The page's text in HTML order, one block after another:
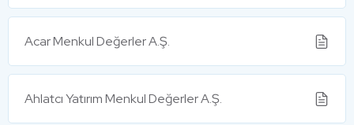
Acar Menkul Değerler A.Ş.
Ahlatcı Yatırım Menkul Değerler A.Ş.